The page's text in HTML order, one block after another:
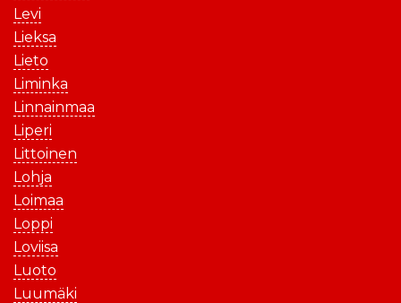
Levi
Lieksa
Lieto
Liminka
Linnainmaa
Liperi
Littoinen
Lohja
Loimaa
Loppi
Loviisa
Luoto
Luumäki